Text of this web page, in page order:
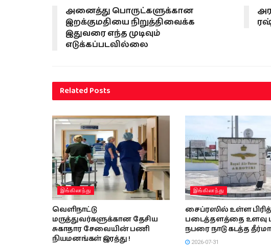
அனைத்து பொருட்களுக்கான
இறக்குமதியை நிறுத்திவைக்க
இதுவரை எந்த முடிவும்
எடுக்கப்படவில்லை
RelatedPosts
இங்கிலாந்து
வெளிநாட்டு
மருத்துவர்களுக்கான தேசிய
சுகாதார சேவையின் பணி
நியமனங்கள் இரத்து !
இங்கிலாந்து
சைப்ரஸில் உள்ள
படைத்தளத்தை உளவு
நபரை நாடு கடத்த
2026-07-31